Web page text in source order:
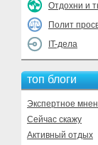
Отдохни и
Полит
IT-дела
топ блоги
Экспертное
Сейчас скажу
Активный отдых